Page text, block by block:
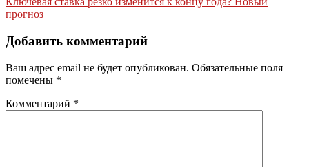
записям
прогноз
Добавить комментарий
Ваш адрес email не будет опубликован. Обязательные поля
помечены *
Комментарий *